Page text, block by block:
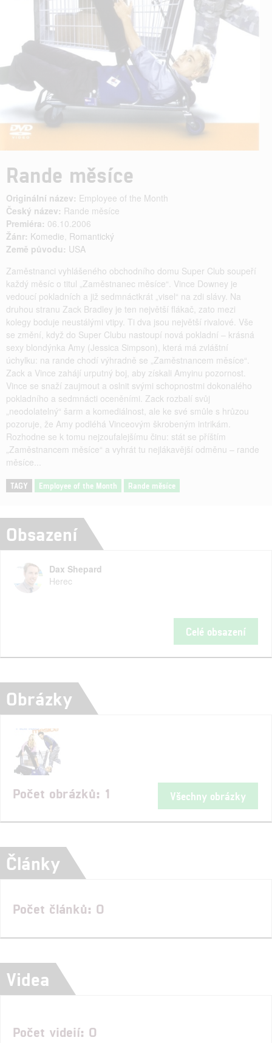
Rande měsíce
Originální název: Employee of the Month
Český název: Rande měsíce
Premiéra: 06.10.2006
Žánr: Komedie, Romantický
Země původu: USA
Zaměstnanci vyhlášeného obchodního domu Super Club soupeří
každý měsíc o titul „Zaměstnanec měsíce“. Vince Downey je
vedoucí pokladních a již sedmnáctkrát „visel“ na zdi slávy. Na
druhou stranu Zack Bradley je ten největší flákač, zato mezi
kolegy boduje neustálými vtipy. Ti dva jsou největší rivalové. Vše
se změní, když do Super Clubu nastoupí nová pokladní – krásná
sexy blondýnka Amy (Jessica Simpson), která má zvláštní
úchylku: na rande chodí výhradně se „Zaměstnancem měsíce“.
Zack a Vince zahájí urputný boj, aby získali Amyinu pozornost.
Vince se snaží zaujmout a oslnit svými schopnostmi dokonalého
pokladního a sedmnácti oceněními. Zack rozbalí svůj
„neodolatelný“ šarm a komediálnost, ale ke své smůle s hrůzou
pozoruje, že Amy podléhá Vinceovým škrobeným intrikám.
Rozhodne se k tomu nejzoufalejšímu činu: stát se příštím
„Zaměstnancem měsíce“ a vyhrát tu nejlákavější odměnu – rande
měsíce...
TAGY Employee of the Month Rande měsíce
Obsazení
Dax Shepard
Herec
Celé obsazení
Obrázky
Počet obrázků: 1 Všechny obrázky
Články
Počet článků: 0
Videa
Počet videií: 0